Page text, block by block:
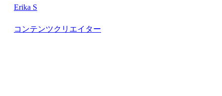
Erika S
コンテンツクリエイター